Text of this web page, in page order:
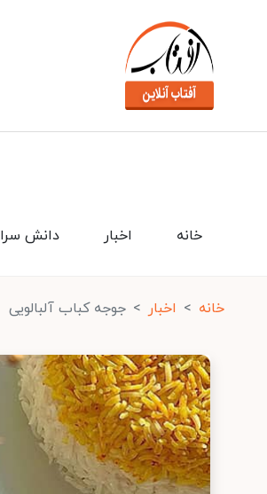
دانش سرا اخبار خانه
خانه اخبار جوجه کباب آلبالویی